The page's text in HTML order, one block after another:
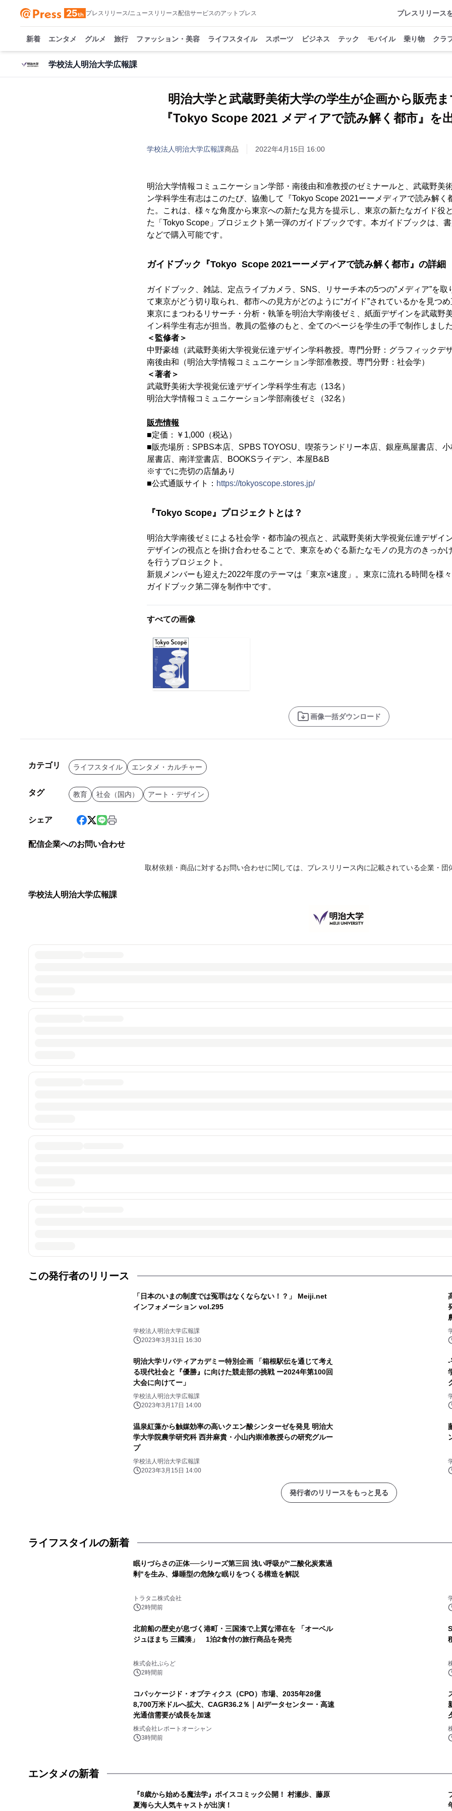
プレスリリース/ニュースリリース配信サービスのアットプレス プレスリリース
新着 エンタメ グルメ 旅行 ファッション・美容 ライフスタイル スポーツ ビジネス テック モバイル 乗り物 クラ
学校法人明治大学広報課
明治大学と武蔵野美術大学の学生が企画から販売
『Tokyo Scope 2021 メディアで読み解く都市』を
学校法人明治大学広報課商品 2022年4月15日 16:00
明治大学情報コミュニケーション学部・南後由和准教授のゼミナールと、武蔵野美
ン学科学生有志はこのたび、協働して『Tokyo Scope 2021ーーメディアで読み解く
た。これは、様々な角度から東京への新たな見方を提示し、東京の新たなガイド役
た「Tokyo Scope」プロジェクト第一弾のガイドブックです。本ガイドブックは、
などで購入可能です。
ガイドブック『Tokyo Scope 2021ーーメディアで読み解く都市』の詳細
ガイドブック、雑誌、定点ライブカメラ、SNS、リサーチ本の5つの”メディア”を取
て東京がどう切り取られ、都市への見方がどのように“ガイド”されているかを見つめ
東京にまつわるリサーチ・分析・執筆を明治大学南後ゼミ、紙面デザインを武蔵野
イン科学生有志が担当。教員の監修のもと、全てのページを学生の手で制作しまし
＜監修者＞
中野豪雄（武蔵野美術大学視覚伝達デザイン学科教授。専門分野：グラフィックデザ
南後由和（明治大学情報コミュニケーション学部准教授。専門分野：社会学）
＜著者＞
武蔵野美術大学視覚伝達デザイン学科学生有志（13名）
明治大学情報コミュニケーション学部南後ゼミ（32名）
販売情報
■定価：￥1,000（税込）
■販売場所：SPBS本店、SPBS TOYOSU、喫茶ランドリー本店、銀座蔦屋書店、
屋書店、南洋堂書店、BOOKSライデン、本屋B&B
※すでに売切の店舗あり
■公式通販サイト： https://tokyoscope.stores.jp/
『Tokyo Scope』プロジェクトとは？
明治大学南後ゼミによる社会学・都市論の視点と、武蔵野美術大学視覚伝達デザイ
デザインの視点とを掛け合わせることで、東京をめぐる新たなモノの見方のきっか
を行うプロジェクト。
新規メンバーも迎えた2022年度のテーマは「東京×速度」。東京に流れる時間を様
ガイドブック第二弾を制作中です。
すべての画像
画像一括ダウンロード
カテゴリ ライフスタイル エンタメ・カルチャー
タグ 教育 社会（国内） アート・デザイン
シェア
配信企業へのお問い合わせ
取材依頼・商品に対するお問い合わせに関しては、プレスリリース内に記載されている企業・団
学校法人明治大学広報課
この発行者のリリース
「日本のいまの制度では冤罪はなくならない！？」 Meiji.net
インフォメーション vol.295
学校法人明治大学広報課
2023年3月31日 16:30
明治大学リバティアカデミー特別企画 「箱根駅伝を通じて考え
る現代社会と『優勝』に向けた競走部の挑戦 ー2024年第100回
大会に向けてー」
学校法人明治大学広報課
2023年3月17日 14:00
-
温泉紅藻から触媒効率の高いクエン酸シンターゼを発見 明治大
学大学院農学研究科 西井麻貴・小山内崇准教授らの研究グルー
プ
学校法人明治大学広報課
2023年3月15日 14:00
発行者のリリースをもっと見る
ライフスタイルの新着
眠りづらさの正体──シリーズ第三回 浅い呼吸が"二酸化炭素過
剰"を生み、爆睡型の危険な眠りをつくる構造を解説
トラタニ株式会社
2時間前
北前船の歴史が息づく港町・三国湊で上質な滞在を 「オーベル
ジュほまち 三國湊」 1泊2食付の旅行商品を発売
株式会社ぷらど
2時間前
コパッケージド・オプティクス（CPO）市場、2035年28億
8,700万米ドルへ拡大、CAGR36.2％｜AIデータセンター・高速
光通信需要が成長を加速
株式会社レポートオーシャン
3時間前
エンタメの新着
『8歳から始める魔法学』ボイスコミック公開！ 村瀬歩、藤原
夏海ら大人気キャストが出演！